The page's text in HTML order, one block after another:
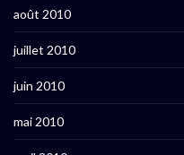
août 2010
juillet 2010
juin 2010
mai 2010